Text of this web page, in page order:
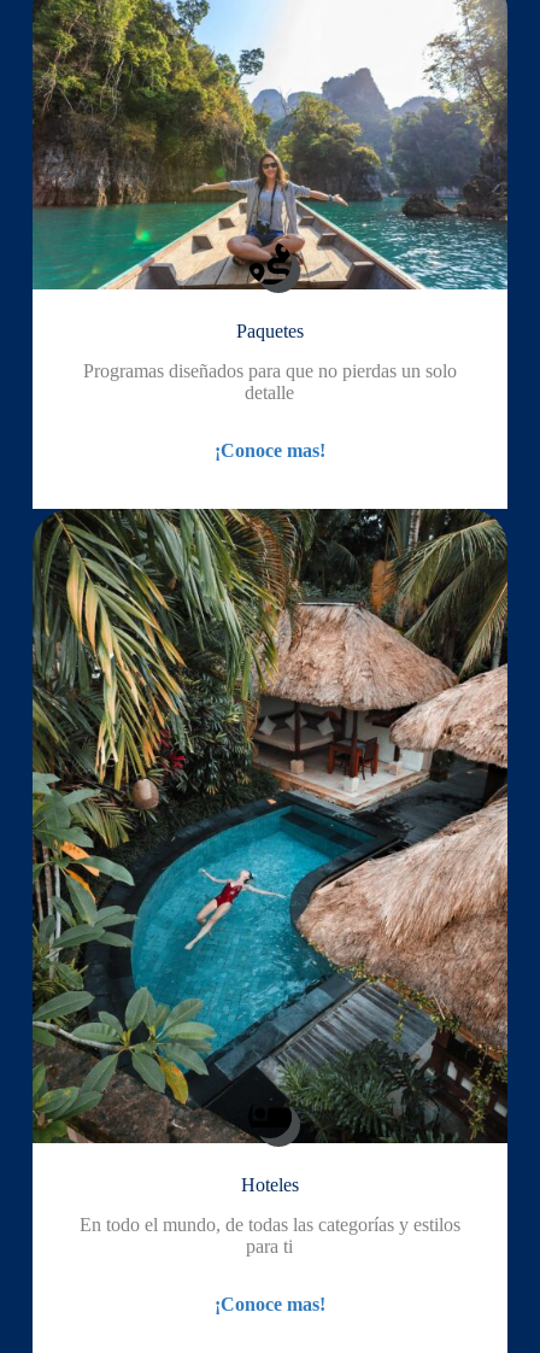
Paquetes
Programas diseñados para que no pierdas un solo
detalle
¡Conoce mas!
Hoteles
En todo el mundo, de todas las categorías y estilos
para ti
¡Conoce mas!